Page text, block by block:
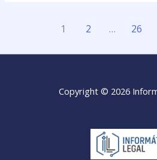
1 2 … 26
Copyright © 2026